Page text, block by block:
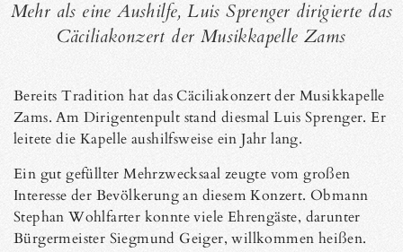
Mehr als eine Aushilfe, Luis Sprenger dirigierte das
Cäciliakonzert der Musikkapelle Zams
Bereits Tradition hat das Cäciliakonzert der Musikkapelle
Zams. Am Dirigentenpult stand diesmal Luis Sprenger. Er
leitete die Kapelle aushilfsweise ein Jahr lang.
Ein gut gefüllter Mehrzwecksaal zeugte vom großen
Interesse der Bevölkerung an diesem Konzert. Obmann
Stephan Wohlfarter konnte viele Ehrengäste, darunter
Bürgermeister Siegmund Geiger, willkommen heißen.